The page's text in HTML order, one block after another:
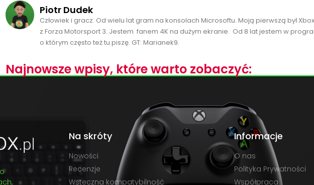
Piotr Dudek
Człowiek i gracz. Od wielu lat gram na konsolach Microsoftu. Moją pierwszą był
z Forza Motorsport 3. Jestem fanem 4K na dużym ekranie. Od 8 lat jestem w
o którym często też tu piszę. GT: Marianek9.
Najnowsze wpisy, które warto zobaczyć:
Na skróty
Nowości
Recenzje
Wsteczna kompatybilność
Informacje
O nas
Polityka Prywatności
Współpraca